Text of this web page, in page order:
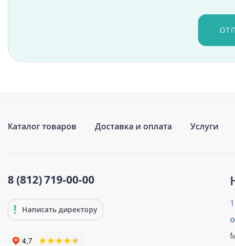
Каталог товаров Доставка и оплата Услуги
8 (812)719-00-00
Написать директору